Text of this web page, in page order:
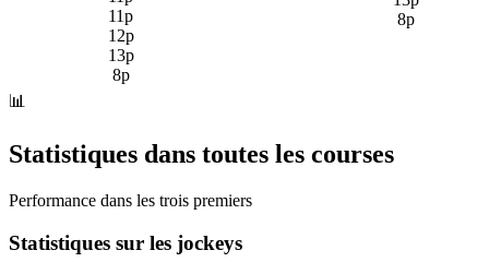
11p
12p
13p
8p
8p
📊
Statistiques dans toutes les courses
Performance dans les trois premiers
Statistiques sur les jockeys